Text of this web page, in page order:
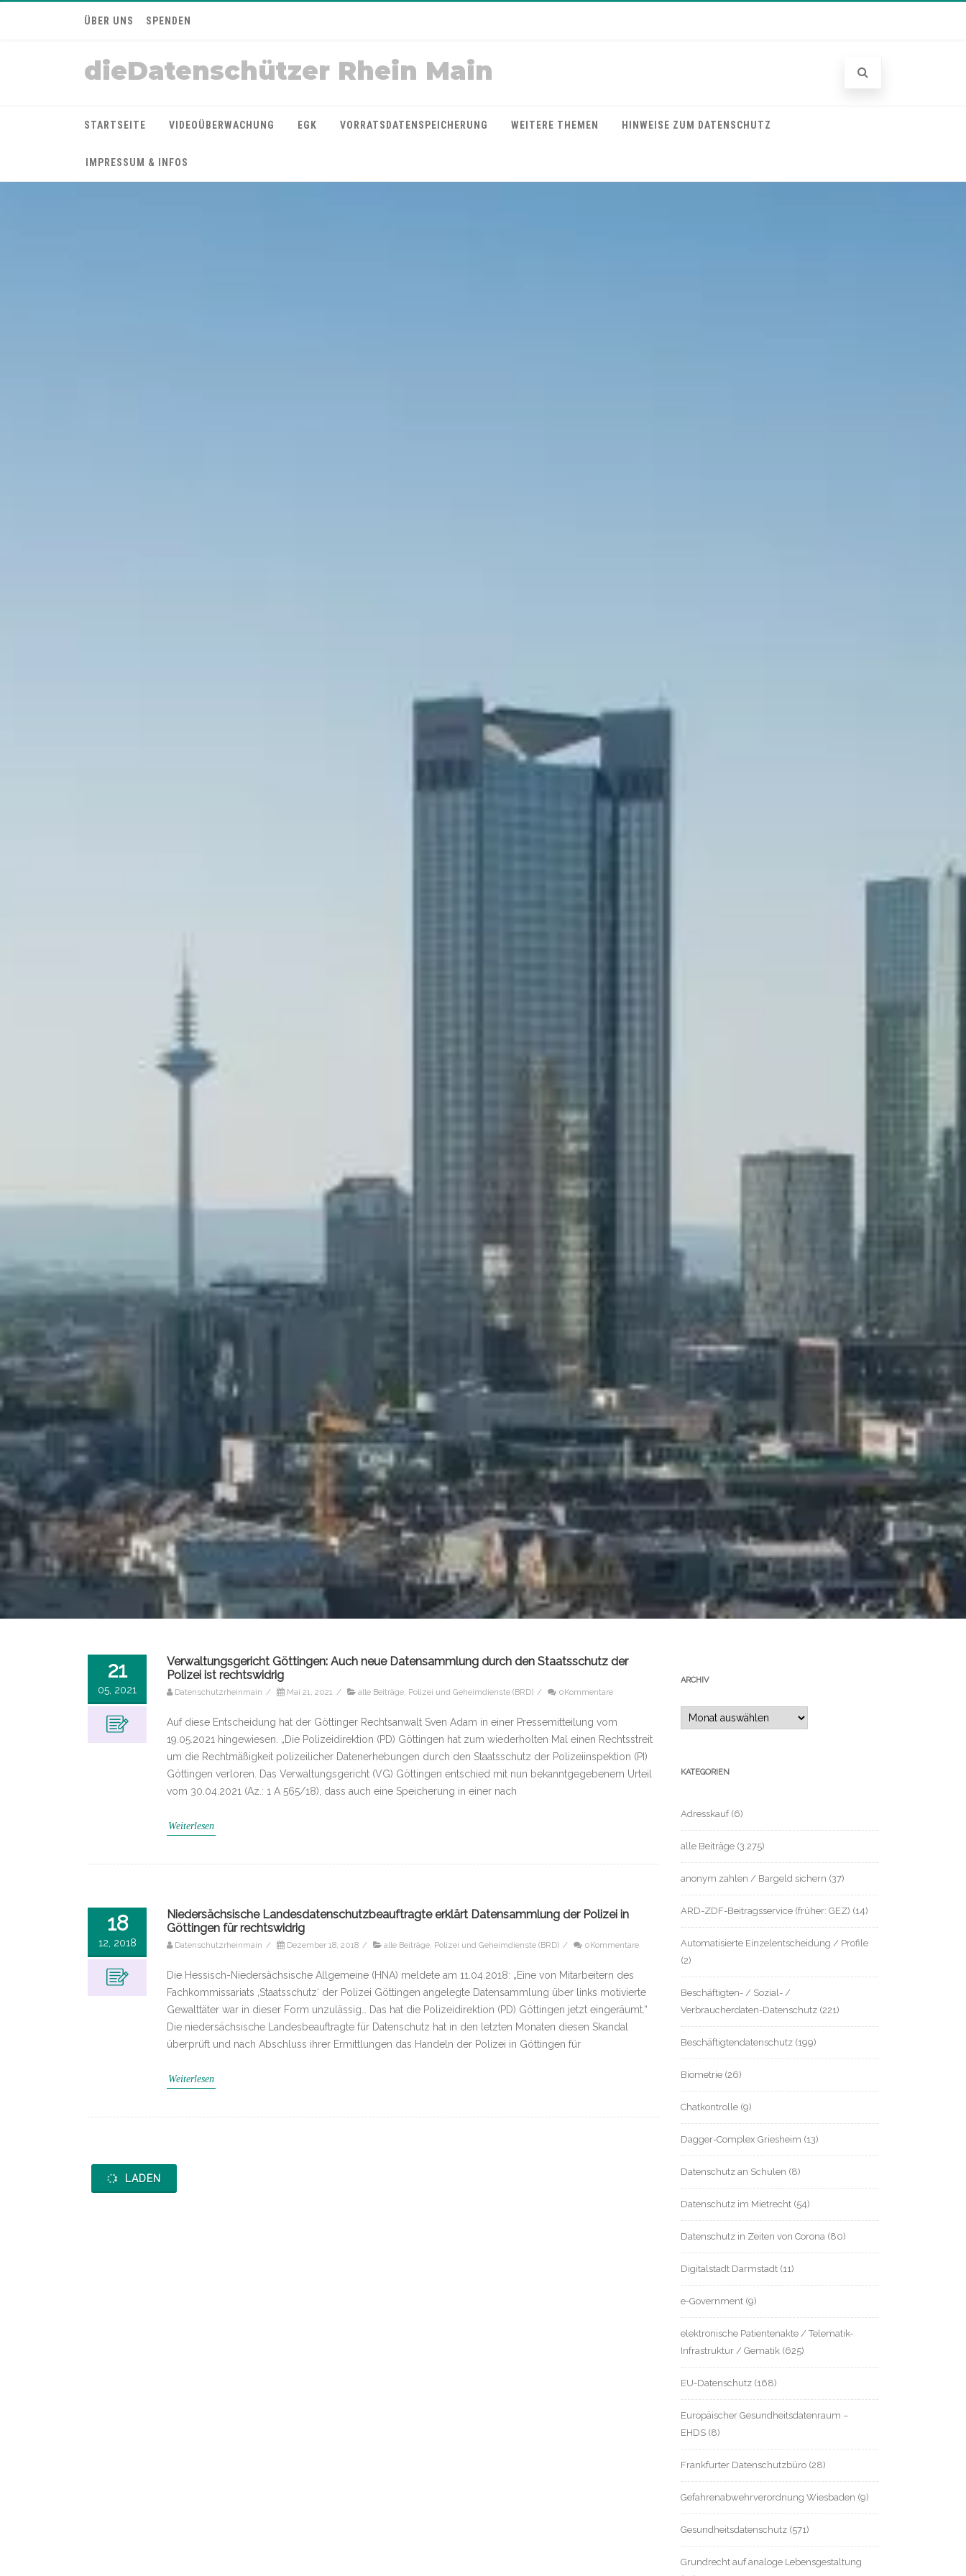
ÜBER UNS SPENDEN
dieDatenschützer Rhein Main
STARTSEITE VIDEOÜBERWACHUNG EGK VORRATSDATENSPEICHERUNG WEITERE THEMEN HINWEISE ZUM DATENSCHUTZ
IMPRESSUM & INFOS
21
05, 2021
Verwaltungsgericht Göttingen: Auch neue Datensammlung durch den Staatsschutz der
Polizei ist rechtswidrig
Datenschutzrheinmain / Mai 21, 2021 / alle Beiträge Polizei und Geheimdienste (BRD) / 0Kommentare
Auf diese Entscheidung hat der Göttinger Rechtsanwalt Sven Adam in einer Pressemitteilung vom
19.05.2021 hingewiesen. „Die Polizeidirektion (PD) Göttingen hat zum wiederholten Mal einen Rechtsstreit
um die Rechtmäßigkeit polizeilicher Datenerhebungen durch den Staatsschutz der Polizeiinspektion (PI)
Göttingen verloren. Das Verwaltungsgericht (VG) Göttingen entschied mit nun bekanntgegebenem Urteil
vom 30.04.2021 (Az.: 1 A 565/18), dass auch eine Speicherung in einer nach
Weiterlesen
18
12, 2018
Niedersächsische Landesdatenschutzbeauftragte erklärt Datensammlung der Polizei in
Göttingen für rechtswidrig
Datenschutzrheinmain / Dezember 18, 2018 / alle Beiträge Polizei und Geheimdienste (BRD) / 0Kommentare
Die Hessisch-Niedersächsische Allgemeine (HNA) meldete am 11.04.2018: „Eine von Mitarbeitern des
Fachkommissariats ‚Staatsschutz‘ der Polizei Göttingen angelegte Datensammlung über links motivierte
Gewalttäter war in dieser Form unzulässig… Das hat die Polizeidirektion (PD) Göttingen jetzt eingeräumt.“
Die niedersächsische Landesbeauftragte für Datenschutz hat in den letzten Monaten diesen Skandal
überprüft und nach Abschluss ihrer Ermittlungen das Handeln der Polizei in Göttingen für
Weiterlesen
LADEN
ARCHIV
Archiv
KATEGORIEN
Adresskauf(6)
alle Beiträge (3.275)
anonym zahlen / Bargeld sichern (37)
ARD-ZDF-Beitragsservice (früher: GEZ) (14)
Automatisierte Einzelentscheidung / Profile
(2)
Beschäftigten- / Sozial- /
Verbraucherdaten-Datenschutz (221)
Beschäftigtendatenschutz (199)
Biometrie (26)
Chatkontrolle (9)
Dagger-Complex Griesheim (13)
Datenschutz an Schulen (8)
Datenschutz im Mietrecht (54)
Datenschutz in Zeiten von Corona (80)
Digitalstadt Darmstadt (11)
e-Government (9)
elektronische Patientenakte / Telematik-
Infrastruktur / Gematik (625)
EU-Datenschutz (168)
Europäischer Gesundheitsdatenraum –
EHDS (8)
Frankfurter Datenschutzbüro (28)
Gefahrenabwehrverordnung Wiesbaden (9)
Gesundheitsdatenschutz (571)
Grundrecht auf analoge Lebensgestaltung